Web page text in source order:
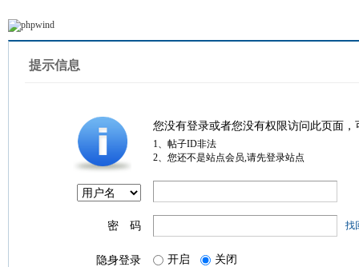
提示信息
您没有登录或者您没有权限访问此页面
1、帖子ID非法
2、您还不是站点会员,请先登录站点
密 码 找
隐身登录 开启 关闭